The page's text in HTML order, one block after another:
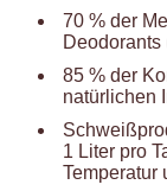
70 % der
Deodorants
85 % der
natürlichen
1 Liter pro
Temperatur